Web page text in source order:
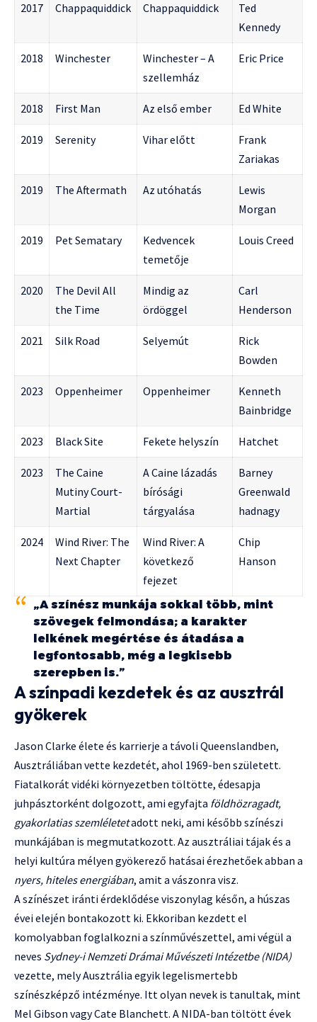
2017 Chappaquiddick Chappaquiddick
Ted
Kennedy
2018 Winchester
Winchester – A
szellemház
Eric Price
2018 First Man Az első ember Ed White
2019 Serenity Vihar előtt
Frank
Zariakas
2019 The Aftermath Az utóhatás
Lewis
Morgan
2019 Pet Sematary
Kedvencek
temetője
Louis Creed
2020
The Devil All
the Time
Mindig az
ördöggel
Carl
Henderson
2021 Silk Road Selyemút
Rick
Bowden
2023 Oppenheimer Oppenheimer
Kenneth
Bainbridge
2023 Black Site Fekete helyszín Hatchet
2023
The Caine
Mutiny Court-
Martial
A Caine lázadás
bírósági
tárgyalása
Barney
Greenwald
hadnagy
2024
Wind River: The
Next Chapter
Wind River: A
következő
fejezet
Chip
Hanson
„A színész munkája sokkal több, mint
szövegek felmondása; a karakter
lelkének megértése és átadása a
legfontosabb, még a legkisebb
szerepben is.”
A színpadi kezdetek és az ausztrál
gyökerek
Jason Clarke élete és karrierje a távoli Queenslandben,
Ausztráliában vette kezdetét, ahol 1969-ben született.
Fiatalkorát vidéki környezetben töltötte, édesapja
juhpásztorként dolgozott, ami egyfajta földhözragadt,
gyakorlatias szemléletetadott neki, ami később színészi
munkájában is megmutatkozott. Az ausztráliai tájak és a
helyi kultúra mélyen gyökerező hatásai érezhetőek abban a
nyers, hiteles energiában, amit a vászonra visz.
A színészet iránti érdeklődése viszonylag későn, a húszas
évei elején bontakozott ki. Ekkoriban kezdett el
komolyabban foglalkozni a színművészettel, ami végül a
neves Sydney-i Nemzeti Drámai Művészeti Intézetbe (NIDA)
vezette, mely Ausztrália egyik legelismertebb
színészképző intézménye. Itt olyan nevek is tanultak, mint
Mel Gibson vagy Cate Blanchett. A NIDA-ban töltött évek